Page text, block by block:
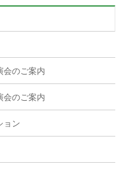
会のご案内
会のご案内
ョン